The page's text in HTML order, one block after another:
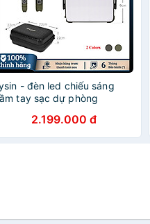
- đèn led chiếu sáng
tay sạc dự phòng
ngoại, camping,picnic ngoài
tiện lợi đa năng chống
2.199.000 đ